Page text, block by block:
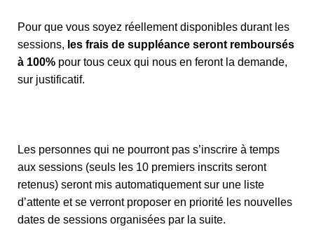
Pour que vous soyez réellement disponibles durant les
sessions, les frais de suppléance seront remboursés
à 100% pour tous ceux qui nous en feront la demande,
sur justificatif.
Les personnes qui ne pourront pas s’inscrire à temps
aux sessions (seuls les 10 premiers inscrits seront
retenus) seront mis automatiquement sur une liste
d’attente et se verront proposer en priorité les nouvelles
dates de sessions organisées par la suite.